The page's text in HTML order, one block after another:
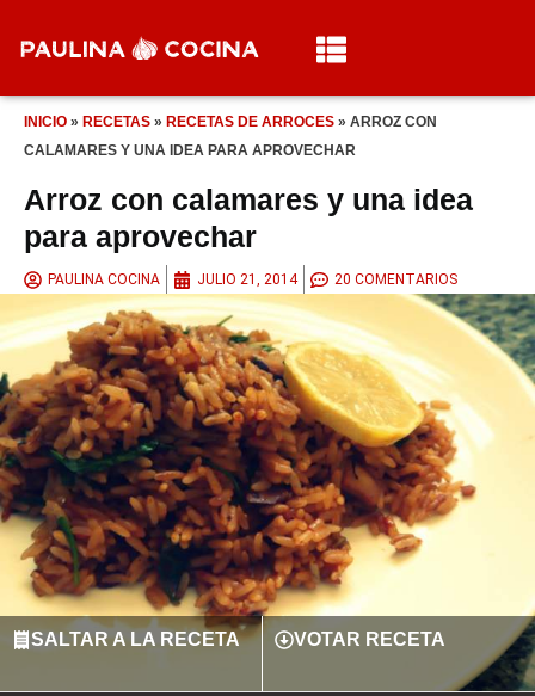
INICIO » RECETAS » RECETAS DE ARROCES » ARROZ CON
CALAMARES Y UNA IDEA PARA APROVECHAR
Arroz con calamares y una idea
para aprovechar
PAULINA COCINA JULIO 21, 2014 20 COMENTARIOS
SALTAR A LA RECETA VOTAR RECETA